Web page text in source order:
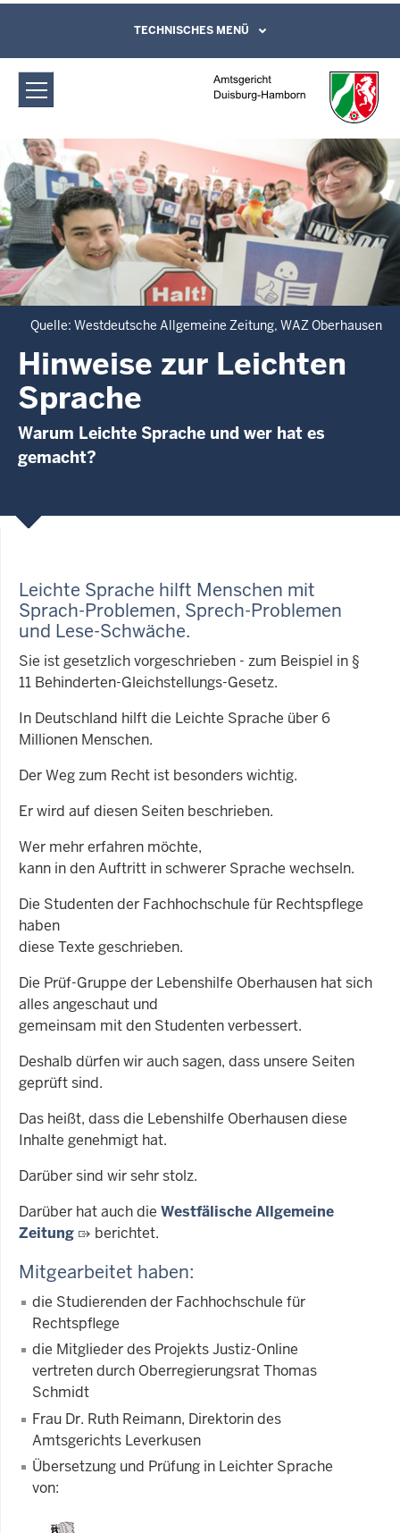
Amtsgericht Duisburg-Hamborn:
Hinweise zur Leichten Sprache
Direkt zum Inhalt
Leichte Sprache, Gebärdensprachenvideo
und Kontaktformular
TECHNISCHES MENÜ
Quelle: Westdeutsche Allgemeine Zeitung, WAZ Oberhausen
Hinweise zur Leichten
Sprache
Warum Leichte Sprache und wer hat es
gemacht?
Leichte Sprache hilft Menschen mit
Sprach-Problemen, Sprech-Problemen
und Lese-Schwäche.
Sie ist gesetzlich vorgeschrieben - zum Beispiel in §
11 Behinderten-Gleichstellungs-Gesetz.
In Deutschland hilft die Leichte Sprache über 6
Millionen Menschen.
Der Weg zum Recht ist besonders wichtig.
Er wird auf diesen Seiten beschrieben.
Wer mehr erfahren möchte,
kann in den Auftritt in schwerer Sprache wechseln.
Die Studenten der Fachhochschule für Rechtspflege
haben
diese Texte geschrieben.
Die Prüf-Gruppe der Lebenshilfe Oberhausen hat sich
alles angeschaut und
gemeinsam mit den Studenten verbessert.
Deshalb dürfen wir auch sagen, dass unsere Seiten
geprüft sind.
Das heißt, dass die Lebenshilfe Oberhausen diese
Inhalte genehmigt hat.
Darüber sind wir sehr stolz.
Darüber hat auch die Westfälische Allgemeine
Zeitung
berichtet.
Mitgearbeitet haben:
die Studierenden der Fachhochschule für
Rechtspflege
die Mitglieder des Projekts Justiz-Online
vertreten durch Oberregierungsrat Thomas
Schmidt
Frau Dr. Ruth Reimann, Direktorin des
Amtsgerichts Leverkusen
Übersetzung und Prüfung in Leichter Sprache
von: